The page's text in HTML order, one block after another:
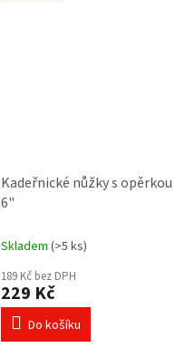
Kadeřnické nůžky s opěrkou
6"
Skladem (>5 ks)
189 Kč bez DPH
229 Kč
Do košíku